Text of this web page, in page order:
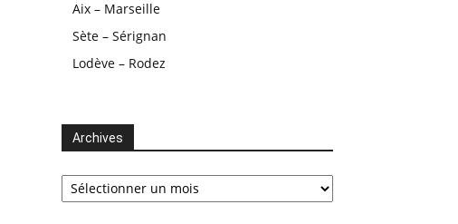
Aix – Marseille
Sète – Sérignan
Lodève – Rodez
Archives
Archives